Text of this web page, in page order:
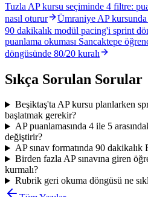
Tuzla AP kursu seçiminde 4 filtre:
nasıl oturur
Ümraniye AP kursunda
90 dakikalık modül pacing'i sprint
puanlama okuması Sancaktepe
döngüsünde 80/20 kuralı
Sıkça Sorulan Sorular
Beşiktaş'ta AP kursu planlarken
başlatmak gerekir?
AP puanlamasında 4 ile 5
değiştirir?
AP sınav formatında 90
Birden fazla AP sınavına giren
kurmalı?
Rubrik geri okuma döngüsü ne